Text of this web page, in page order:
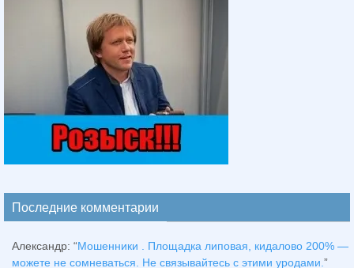
Последние комментарии
Александр: “Мошенники . Площадка липовая, кидалово 200% —
можете не сомневаться. Не связывайтесь с этими уродами. ”